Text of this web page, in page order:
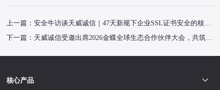
上一篇：安全牛访谈天威诚信｜47天新规下企业SSL证书安全的核心解法
下一篇： 天威诚信受邀出席2026金蝶全球生态合作伙伴大会，共筑AI时代数字信任底座
核心产品